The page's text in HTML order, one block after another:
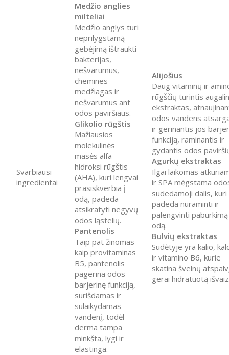
Svarbiausi
ingredientai
Medžio anglies
milteliai
Medžio anglys turi
neprilygstamą
gebėjimą ištraukti
bakterijas,
nešvarumus,
chemines
medžiagas ir
nešvarumus ant
odos paviršiaus.
Glikolio rūgštis
Mažiausios
molekulinės
masės alfa
hidroksi rūgštis
(AHA), kuri lengvai
prasiskverbia į
odą, padeda
atsikratyti negyvų
odos ląstelių.
Pantenolis
Taip pat žinomas
kaip provitaminas
B5, pantenolis
pagerina odos
barjerinę funkciją,
surišdamas ir
sulaikydamas
vandenį, todėl
derma tampa
minkšta, lygi ir
elastinga.
Alijošius
Daug vitaminų ir
rūgščių turintis
ekstraktas,
odos vandens
ir gerinantis jos
funkciją, raminantis ir
gydantis odos
Agurkų ekstraktas
Ilgai laikomas
ir SPA mėgstama
sudedamoji dalis, kuri
padeda nuraminti ir
palengvinti paburkimą
odą.
Bulvių ekstraktas
Sudėtyje yra kalio,
ir vitamino B6, kurie
skatina švelnų
gerai hidratuotą